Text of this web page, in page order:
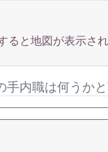
ると地図が表示さ
手内職は何うか